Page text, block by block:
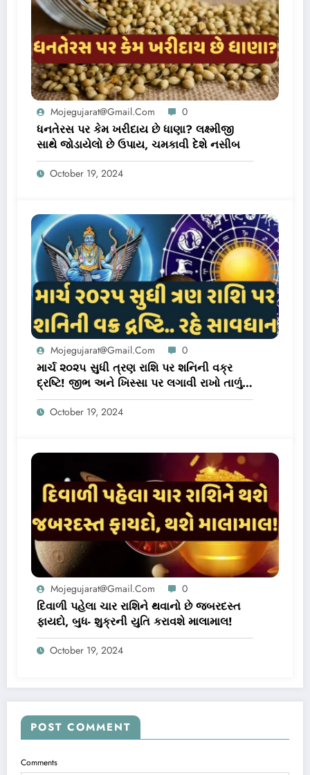
Mojegujarat@gmail.com 0
ધનતેરસ પર કેમ ખરીદાય છે ધાણા? લક્ષ્મીજી
સાથે જોડાયેલો છે ઉપાય, ચમકાવી દેશે નસીબ
October 19, 2024
Mojegujarat@gmail.com 0
માર્ચ ૨૦૨૫ સુધી ત્રણ રાશિ પર શનિની વક્ર
દ્રષ્ટિ! જીભ અને ખિસ્સા પર લગાવી રાખો તાળું,
નહીંતર થઇ જશો બરબાદ
October 19, 2024
Mojegujarat@gmail.com 0
દિવાળી પહેલા ચાર રાશિને થવાનો છે જબરદસ્ત
ફાયદો, બુધ- શુક્રની યુતિ કરાવશે માલામાલ!
October 19, 2024
POST COMMENT
Comments